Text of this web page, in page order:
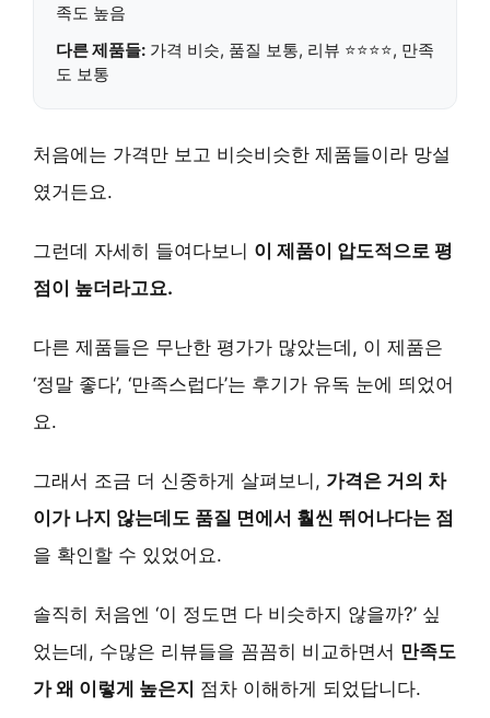
족도 높음
다른 제품들: 가격 비슷, 품질 보통, 리뷰 ⭐⭐⭐⭐, 만족
도 보통
처음에는 가격만 보고 비슷비슷한 제품들이라 망설
였거든요.
그런데 자세히 들여다보니 이 제품이 압도적으로 평
점이 높더라고요.
다른 제품들은 무난한 평가가 많았는데, 이 제품은
‘정말 좋다’, ‘만족스럽다’는 후기가 유독 눈에 띄었어
요.
그래서 조금 더 신중하게 살펴보니, 가격은 거의 차
이가 나지 않는데도 품질 면에서 훨씬 뛰어나다는 점
을 확인할 수 있었어요.
솔직히 처음엔 ‘이 정도면 다 비슷하지 않을까?’ 싶
었는데, 수많은 리뷰들을 꼼꼼히 비교하면서 만족도
가 왜 이렇게 높은지 점차 이해하게 되었답니다.